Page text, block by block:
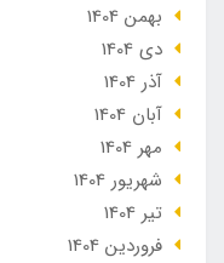
بهمن 1404
دی 1404
آذر 1404
آبان 1404
مهر 1404
شهریور 1404
تير 1404
فروردین 1404